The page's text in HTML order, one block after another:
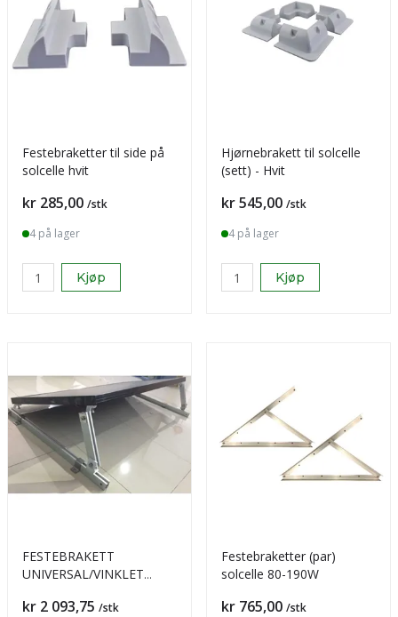
Festebraketter til side på
solcelle hvit
Pris
kr 285,00 /stk
4 på lager
Kjøp
Hjørnebrakett til solcelle
(sett) - Hvit
Pris
kr 545,00 /stk
4 på lager
Kjøp
FESTEBRAKETT
UNIVERSAL/VINKLET
Pris
kr 2 093,75 /stk
Festebraketter (par)
solcelle 80-190W
Pris
kr 765,00 /stk